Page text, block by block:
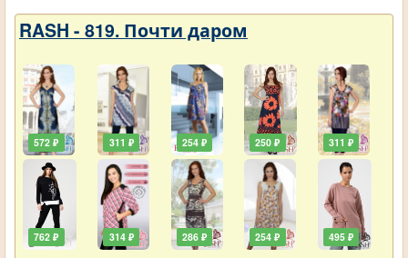
RASH - 819. Почти даром
572 ₽
762 ₽
311 ₽
314 ₽
254 ₽
286 ₽
250 ₽
254 ₽
311 ₽
495 ₽